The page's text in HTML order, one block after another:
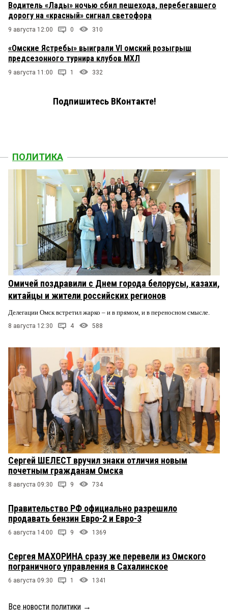
Водитель «Лады» ночью сбил пешехода, перебегавшего
дорогу на «красный» сигнал светофора
9 августа 12:00 0 310
«Омские Ястребы» выиграли VI омский розыгрыш
предсезонного турнира клубов МХЛ
9 августа 11:00 1 332
Подпишитесь ВКонтакте!
ПОЛИТИКА
Омичей поздравили с Днем города белорусы, казахи,
китайцы и жители российских регионов
Делегации Омск встретил жарко – и в прямом, и в переносном смысле.
8 августа 12:30 4 588
Сергей ШЕЛЕСТ вручил знаки отличия новым
почетным гражданам Омска
8 августа 09:30 9 734
Правительство РФ официально разрешило
продавать бензин Евро-2 и Евро-3
6 августа 14:00 9 1369
Сергея МАХОРИНА сразу же перевели из Омского
пограничного управления в Сахалинское
6 августа 09:30 1 1341
Все новости политики →